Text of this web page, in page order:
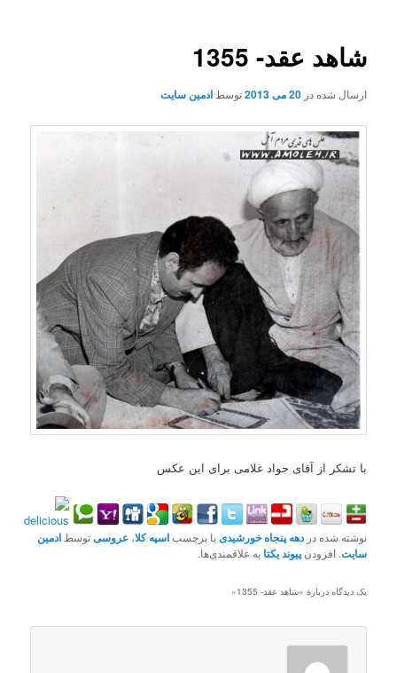
شاهد عقد- 1355
ارسال شده در20 می 2013 توسطادمین سایت
با تشکر از آقای جواد غلامی برای این عکس
نوشته شده دردهه پنجاه خورشیدیبا برچسباسپه کلا،عروسیتوسطادمین
سایت. افزودنپیوند یکتا به علاقمندی‌ها.
یک دیدگاه دربارهٔ «شاهد عقد- 1355 »